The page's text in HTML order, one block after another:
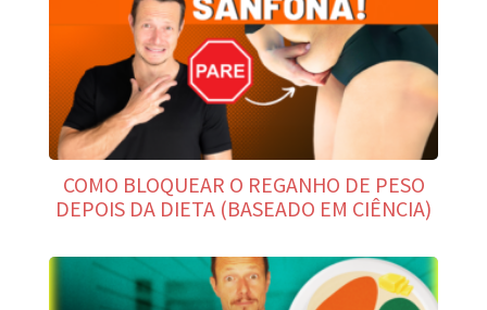
COMO BLOQUEAR O REGANHO DE PESO
DEPOIS DA DIETA (BASEADO EM CIÊNCIA)